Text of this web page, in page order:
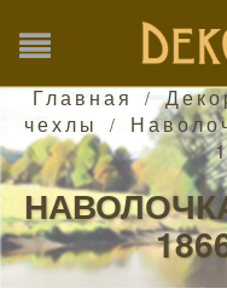
Главная /
чехлы
/